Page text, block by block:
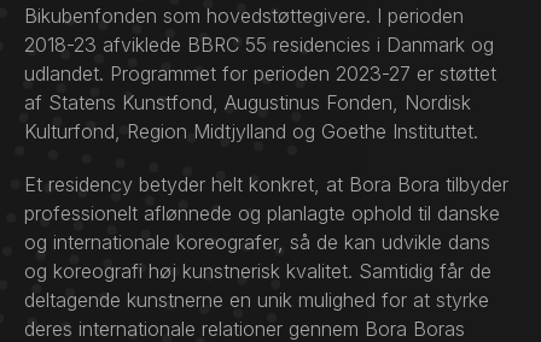
Bikubenfonden som hovedstøttegivere. I perioden
2018-23 afviklede BBRC 55 residencies i Danmark og
udlandet. Programmet for perioden 2023-27 er støttet
af Statens Kunstfond, Augustinus Fonden, Nordisk
Kulturfond, Region Midtjylland og Goethe Instituttet.
Et residency betyder helt konkret, at Bora Bora tilbyder
professionelt aflønnede og planlagte ophold til danske
og internationale koreografer, så de kan udvikle dans
og koreografi høj kunstnerisk kvalitet. Samtidig får de
deltagende kunstnerne en unik mulighed for at styrke
deres internationale relationer gennem Bora Boras